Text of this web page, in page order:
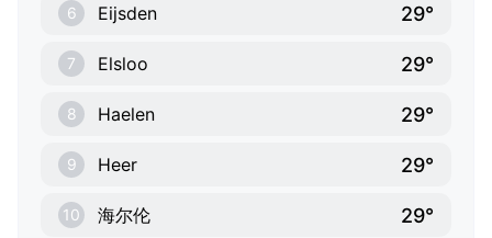
6 Eijsden 29°
7 Elsloo 29°
8 Haelen 29°
9 Heer 29°
10 海尔伦 29°